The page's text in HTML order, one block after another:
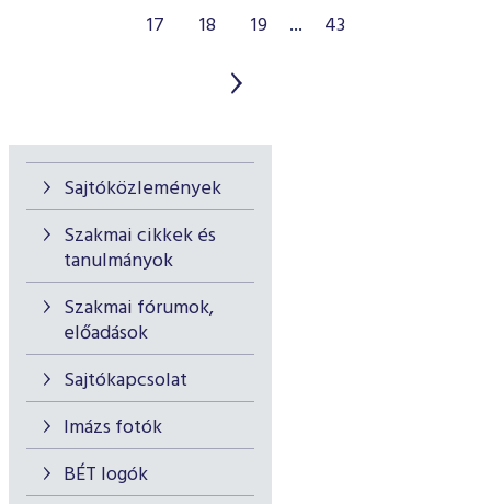
Sajtóközlemények
Szakmai cikkek és
tanulmányok
Szakmai fórumok,
előadások
Sajtókapcsolat
Imázs fotók
BÉT logók
17
18 19 ... 43